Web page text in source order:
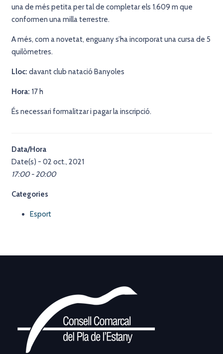
una de més petita per tal de completar els 1.609 m que
conformen una milla terrestre.
A més, com a novetat, enguany s’ha incorporat una cursa de 5
quilòmetres.
Lloc: davant club natació Banyoles
Hora: 17 h
És necessari formalitzar i pagar la inscripció.
Data/Hora
Date(s) - 02 oct., 2021
17:00 - 20:00
Categories
Esport